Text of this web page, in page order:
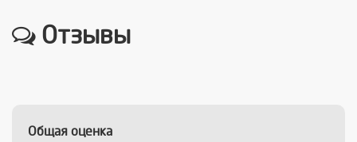
Отзывы
Общая оценка